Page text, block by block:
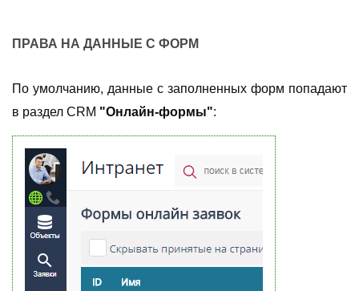
ПРАВА НА ДАННЫЕ С ФОРМ
По умолчанию, данные с заполненных форм попадают
в раздел CRM "Онлайн-формы":